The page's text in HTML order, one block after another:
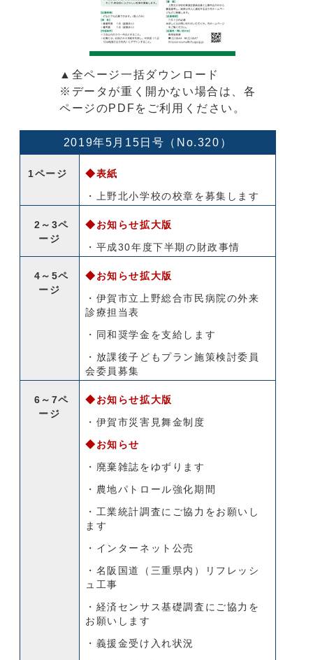
▲全ページ一括ダウンロード
※データが重く開かない場合は、各
ページのPDFをご利用ください。
2019年5月15日号（No.320）
1ページ ◆表紙
・上野北小学校の校章を募集します
2～3ペ
ージ
◆お知らせ拡大版
・平成30年度下半期の財政事情
4～5ペ
ージ
◆お知らせ拡大版
・伊賀市立上野総合市民病院の外来
診療担当表
・同和奨学金を支給します
・放課後子どもプラン施策検討委員
会委員募集
6～7ペ
ージ
◆お知らせ拡大版
・伊賀市災害見舞金制度
◆お知らせ
・廃棄雑誌をゆずります
・農地パトロール強化期間
・工業統計調査にご協力をお願いし
ます
・インターネット公売
・名阪国道（三重県内）リフレッシ
ュ工事
・経済センサス基礎調査にご協力を
お願いします
・義援金受け入れ状況